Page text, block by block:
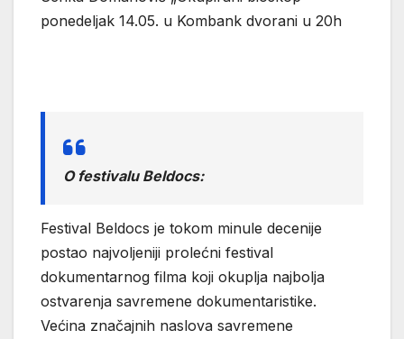
ponedeljak 14.05. u Kombank dvorani u 20h
O festivalu Beldocs:
Festival Beldocs je tokom minule decenije
postao najvoljeniji prolećni festival
dokumentarnog filma koji okuplja najbolja
ostvarenja savremene dokumentaristike.
Većina značajnih naslova savremene